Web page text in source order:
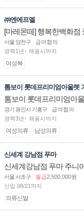
㈜엔에프엘
[마레몬떼] 행복한백화점
서울 양천구
급여협의
경력1년↑ 채용시까지
여성복
톰보이 롯데프리미엄아울렛
톰보이 롯데프리미엄아
직 구인합니다.
경기 용인시 기흥구
급여협의
경력3년↑ 채용시까지
여성의류 남성의류
신세계 강남점 푸마
신세계강남점 푸마 주니
서울 서초구 월급2,500,000원
신입 08/21까지
의류신발